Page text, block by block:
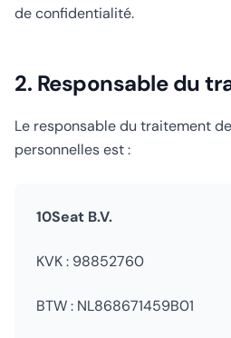
de confidentialité.
2. Responsable du
Le responsable du traitement
personnelles est :
10Seat B.V.
KVK : 98852760
BTW : NL868671459B01